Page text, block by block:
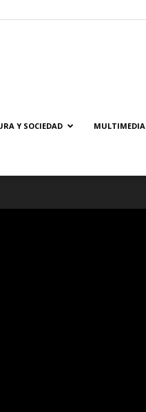
Y SOCIEDAD MULTIMEDIA